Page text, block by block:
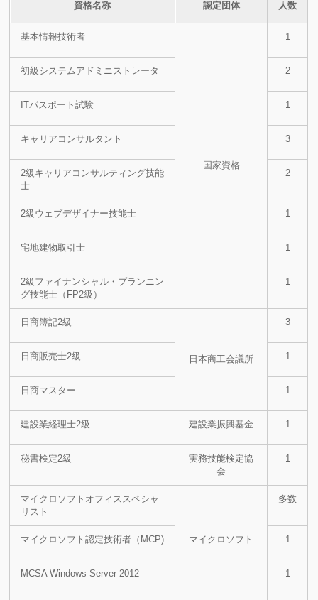
資格名称 認定団体 人数
基本情報技術者
国家資格
1
初級システムアドミニストレータ 2
ITパスポート試験 1
キャリアコンサルタント 3
2級キャリアコンサルティング技能
士
2
2級ウェブデザイナー技能士 1
宅地建物取引士 1
2級ファイナンシャル・プランニン
グ技能士（FP2級）
1
日商簿記2級
日本商工会議所
3
日商販売士2級 1
日商マスター 1
建設業経理士2級 建設業振興基金 1
秘書検定2級
実務技能検定協
会
1
マイクロソフトオフィススペシャ
リスト
マイクロソフト
多数
マイクロソフト認定技術者（MCP) 1
MCSA Windows Server 2012 1